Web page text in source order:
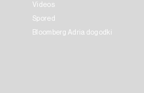
Videos
Spored
Bloomberg Adria dogodki